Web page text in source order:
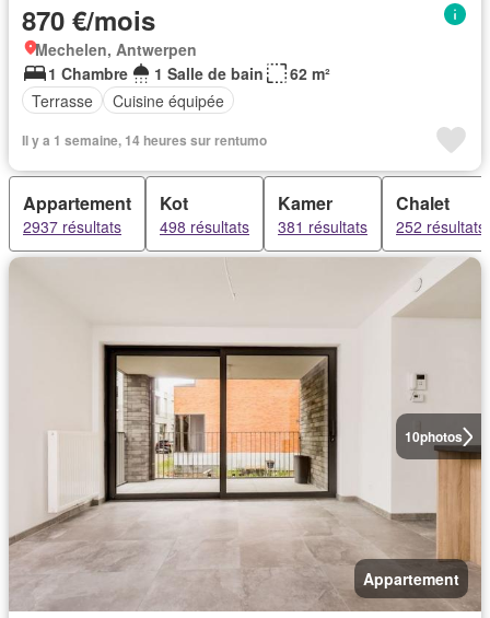
870 €/mois
Mechelen, Antwerpen
1 Chambre
1 Salle de bain
62 m²
Terrasse
Cuisine équipée
Il y a 1 semaine, 14 heures sur rentumo
Appartement
2937 résultats
Kot
498 résultats
Kamer
381 résultats
Chalet
252 résultats
10photos
Appartement